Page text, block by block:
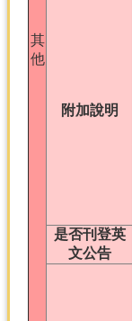
其
他
附加說明
是否刊登英
文公告